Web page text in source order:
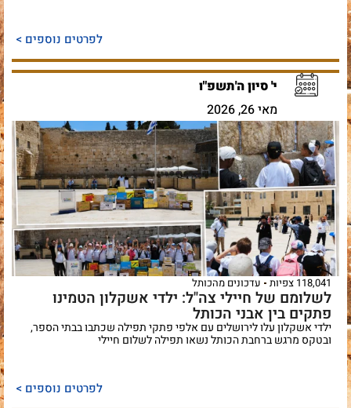
לפרטים נוספים >
י' סיון ה'תשפ"ו
מאי 26, 2026
118,041 צפיות עדכונים מהכותל
לשלומם של חיילי צה"ל: ילדי אשקלון הטמינו
פתקים בין אבני הכותל
ילדי אשקלון עלו לירושלים עם אלפי פתקי תפילה שכתבו בבתי הספר,
ובטקס מרגש ברחבת הכותל נשאו תפילה לשלום חיילי
לפרטים נוספים >